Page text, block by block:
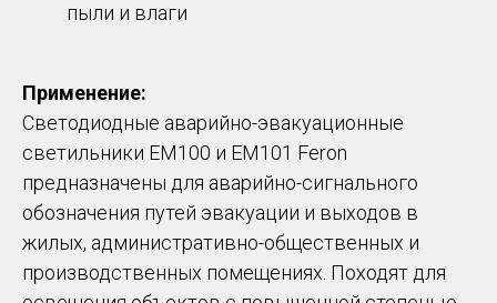
пыли и влаги
Применение:
Светодиодные аварийно-эвакуационные
светильники EM100 и EM101 Feron
предназначены для аварийно-сигнального
обозначения путей эвакуации и выходов в
жилых, административно-общественных и
производственных помещениях. Походят для